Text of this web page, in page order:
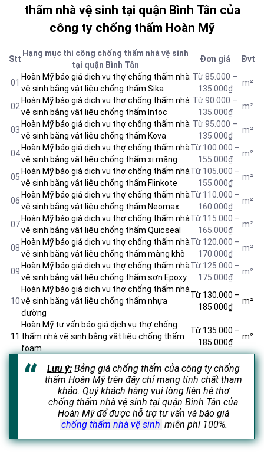
thấm nhà vệ sinh tại quận Bình Tân của
công ty chống thấm Hoàn Mỹ
Stt
Hạng mục thi công chống thấm nhà vệ sinh
tại quận Bình Tân
Đơn giá Đvt
01
Hoàn Mỹ báo giá dịch vụ thợ chống thấm nhà
vệ sinh bằng vật liệu chống thấm Sika
Từ 85.000 –
135.000₫
m²
02
Hoàn Mỹ báo giá dịch vụ thợ chống thấm nhà
vệ sinh bằng vật liệu chống thấm Intoc
Từ 90.000 –
135.000₫
m²
03
Hoàn Mỹ báo giá dịch vụ thợ chống thấm nhà
vệ sinh bằng vật liệu chống thấm Kova
Từ 95.000 –
135.000₫
m²
04
Hoàn Mỹ báo giá dịch vụ thợ chống thấm nhà
vệ sinh bằng vật liệu chống thấm xi măng
Từ 100.000 –
155.000₫
m²
05
Hoàn Mỹ báo giá dịch vụ thợ chống thấm nhà
vệ sinh bằng vật liệu chống thấm Flinkote
Từ 105.000 –
155.000₫
m²
06
Hoàn Mỹ báo giá dịch vụ thợ chống thấm nhà
vệ sinh bằng vật liệu chống thấm Neomax
Từ 110.000 –
160.000₫
m²
07
Hoàn Mỹ báo giá dịch vụ thợ chống thấm nhà
vệ sinh bằng vật liệu chống thấm Quicseal
Từ 115.000 –
165.000₫
m²
08
Hoàn Mỹ báo giá dịch vụ thợ chống thấm nhà
vệ sinh bằng vật liệu chống thấm màng khò
Từ 120.000 –
170.000₫
m²
09
Hoàn Mỹ báo giá dịch vụ thợ chống thấm nhà
vệ sinh bằng vật liệu chống thấm sơn Epoxy
Từ 125.000 –
175.000₫
m²
10
Hoàn Mỹ báo giá dịch vụ thợ chống thấm nhà
vệ sinh bằng vật liệu chống thấm nhựa
đường
Từ 130.000 –
185.000₫
m²
11
Hoàn Mỹ tư vấn báo giá dịch vụ thợ chống
thấm nhà vệ sinh bằng vật liệu chống thấm
foam
Từ 135.000 –
185.000₫
m²
Lưu ý:Bảng giá chống thấm của công ty chống
thấm Hoàn Mỹ trên đây chỉ mang tính chất tham
khảo. Quý khách hàng vui lòng liên hệ thợ
chống thấm nhà vệ sinh tại quận Bình Tân của
Hoàn Mỹ để được hỗ trợ tư vấn và báo giá
chống thấm nhà vệ sinh miễn phí 100%.